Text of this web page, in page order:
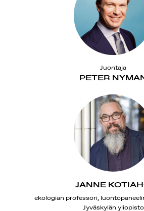
PETER
Juontaja
JANNE
ekologian professori,
Jyväskylän yliopisto